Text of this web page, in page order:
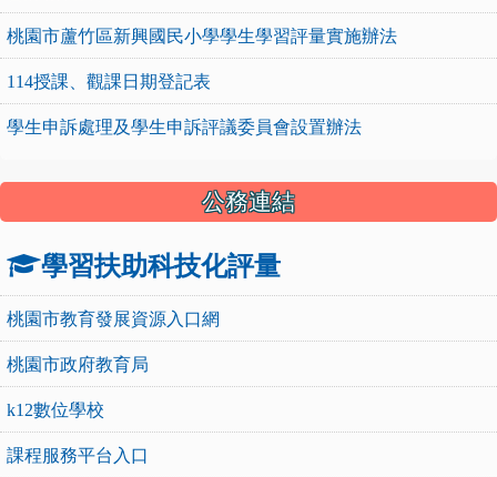
桃園市蘆竹區新興國民小學學生學習評量實施辦法
114授課、觀課日期登記表
學生申訴處理及學生申訴評議委員會設置辦法
公務連結
學習扶助科技化評量
桃園市教育發展資源入口網
桃園市政府教育局
k12數位學校
課程服務平台入口